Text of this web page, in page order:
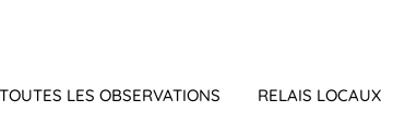
TOUTES LES OBSERVATIONS RELAIS LOCAUX